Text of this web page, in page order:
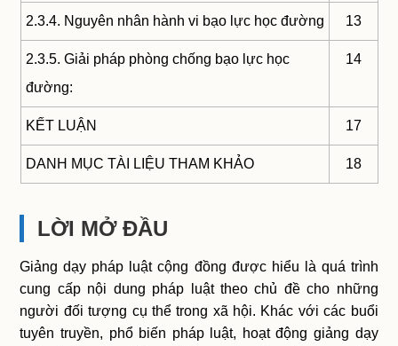
2.3.4. Nguyên nhân hành vi bạo lực học đường 13
2.3.5. Giải pháp phòng chống bạo lực học
đường:
14
KẾT LUẬN 17
DANH MỤC TÀI LIỆU THAM KHẢO 18
LỜI MỞ ĐẦU
Giảng dạy pháp luật cộng đồng được hiểu là quá trình
cung cấp nội dung pháp luật theo chủ đề cho những
người đối tượng cụ thể trong xã hội. Khác với các buổi
tuyên truyền, phổ biến pháp luật, hoạt động giảng dạy